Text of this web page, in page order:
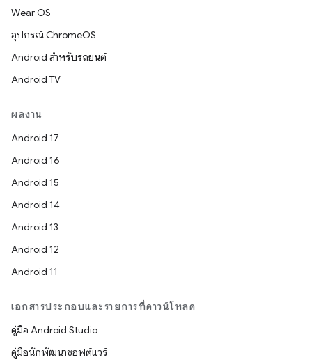
Wear OS
อุปกรณ์ ChromeOS
Android สำหรับรถยนต์
Android TV
ผลงาน
Android 17
Android 16
Android 15
Android 14
Android 13
Android 12
Android 11
เอกสารประกอบและรายการที่ดาวน์โหลด
คู่มือ Android Studio
คู่มือนักพัฒนาซอฟต์แวร์